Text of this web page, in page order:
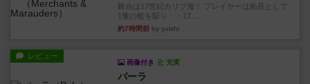
舞台は17世紀カリブ海！ プレイヤーは船長として
1隻の船を駆り・・17...
約7時間前 by yuishi
レビュー
画像付き 充実
パーラ